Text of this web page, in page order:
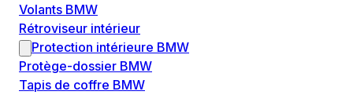
Volants BMW
Rétroviseur intérieur
Protection intérieure BMW
Protège-dossier BMW
Tapis de coffre BMW